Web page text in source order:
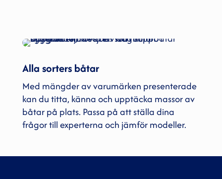
Alla sorters båtar
Med mängder av varumärken presenterade
kan du titta, känna och upptäcka massor av
båtar på plats. Passa på att ställa dina
frågor till experterna och jämför modeller.